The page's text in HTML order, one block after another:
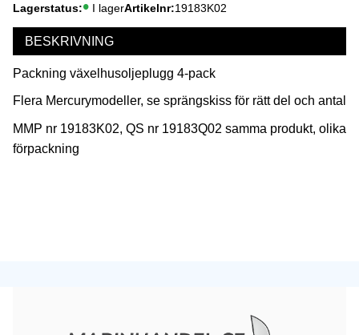
Lagerstatus I lagerArtikelnr 19183K02
BESKRIVNING
Packning växelhusoljeplugg 4-pack
Flera Mercurymodeller, se sprängskiss för rätt del och antal
MMP nr 19183K02, QS nr 19183Q02 samma produkt, olika
förpackning